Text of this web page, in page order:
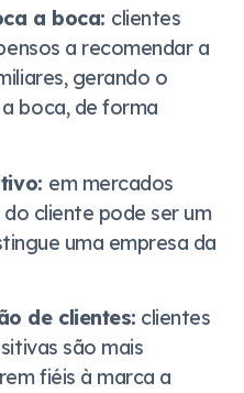
a boca: clientes
a recomendar a
gerando o
boca, de forma
em mercados
cliente pode ser um
uma empresa da
de clientes: clientes
são mais
fiéis à marca a